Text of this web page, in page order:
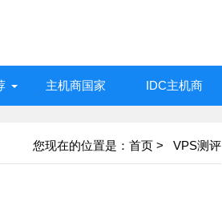
主机商国家 IDC主机商
您现在的位置是： 首页 > VPS测评